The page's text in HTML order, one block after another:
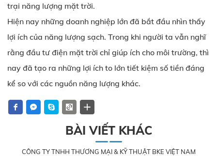
trại năng lượng mặt trời.
Hiện nay những doanh nghiệp lớn đã bắt đầu nhìn thấy
lợi ích của năng lượng sạch. Trong khi người ta vẫn nghĩ
rằng đầu tư điện mặt trời chỉ giúp ích cho môi trường, thì
nay đã tạo ra những lợi ích to lớn tiết kiệm số tiền đáng
kể so với các nguồn năng lượng khác.
BÀI VIẾT KHÁC
CÔNG TY TNHH THƯƠNG MẠI & KỸ THUẬT BKE VIỆT NAM